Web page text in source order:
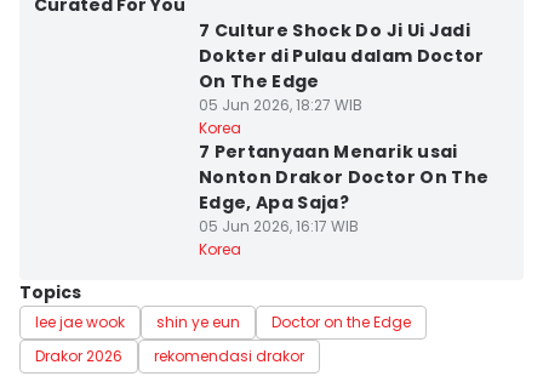
Curated For You
7 Culture Shock Do Ji Ui Jadi
Dokter di Pulau dalam Doctor
On The Edge
05 Jun 2026, 18:27 WIB
Korea
7 Pertanyaan Menarik usai
Nonton Drakor Doctor On The
Edge, Apa Saja?
05 Jun 2026, 16:17 WIB
Korea
Topics
lee jae wook shin ye eun
Doctor on the Edge
Drakor 2026
rekomendasi drakor